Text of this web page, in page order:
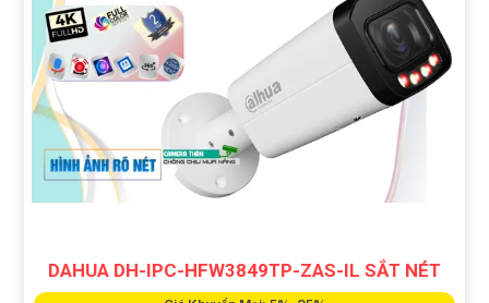
DAHUA DH-IPC-HFW3849TP-ZAS-IL SẮT NÉT